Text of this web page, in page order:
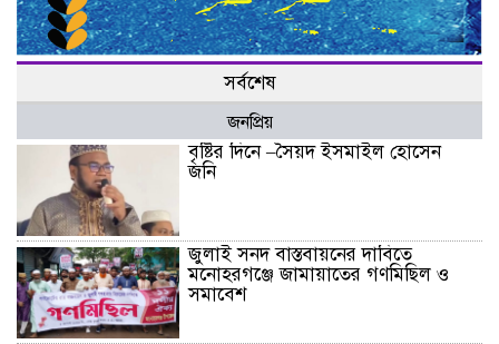
সর্বশেষ
জনপ্রিয়
বৃষ্টির দিনে –সৈয়দ ইসমাইল হোসেন
জনি
জুলাই সনদ বাস্তবায়নের দাবিতে
মনোহরগঞ্জে জামায়াতের গণমিছিল ও
সমাবেশ